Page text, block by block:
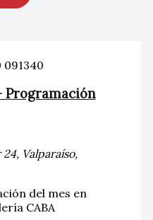
Programación
24, Valparaíso,
del mes en
CABA